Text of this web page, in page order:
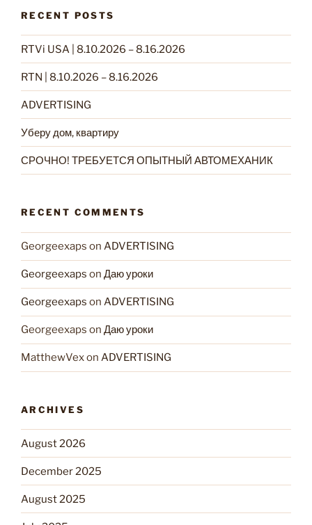
RECENT POSTS
RTVi USA | 8.10.2026 – 8.16.2026
RTN | 8.10.2026 – 8.16.2026
ADVERTISING
Уберу дом, квартиру
СРОЧНО! ТРЕБУЕТСЯ ОПЫТНЫЙ АВТОМЕХАНИК
RECENT COMMENTS
Georgeexaps on ADVERTISING
Georgeexaps on Даю уроки
Georgeexaps on ADVERTISING
Georgeexaps on Даю уроки
MatthewVexon ADVERTISING
ARCHIVES
August 2026
December 2025
August 2025